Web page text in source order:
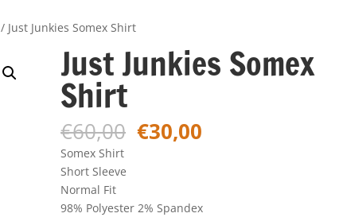
/ Just Junkies Somex Shirt
Just Junkies Somex
Shirt
€60,00 Oorspronkelijke
prijs
€30,00
Somex Shirt
Short Sleeve
Normal Fit
98% Polyester 2% Spandex